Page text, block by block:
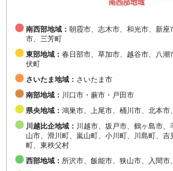
南西部地域： 朝霞市、志木市、和光市、新
市、三芳町
東部地域： 春日部市、草加市、越谷市、八
伏町
さいたま地域： さいたま市
南部地域： 川口市・蕨市・戸田市
県央地域： 鴻巣市、上尾市、桶川市、北本市
川越比企地域： 川越市、坂戸市、鶴ヶ島市
山市、滑川町、嵐山町、小川町、川島町、
町、東秩父村
西部地域： 所沢市、飯能市、狭山市、入間市